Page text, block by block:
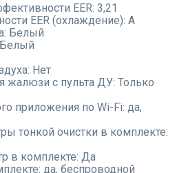
EER: 3,21
EER (охлаждение): A
Белый
Белый
Нет
жалюзи с пульта ДУ: Только
приложения по Wi-Fi: да,
тонкой очистки в комплекте:
в комплекте: Да
да, беспроводной